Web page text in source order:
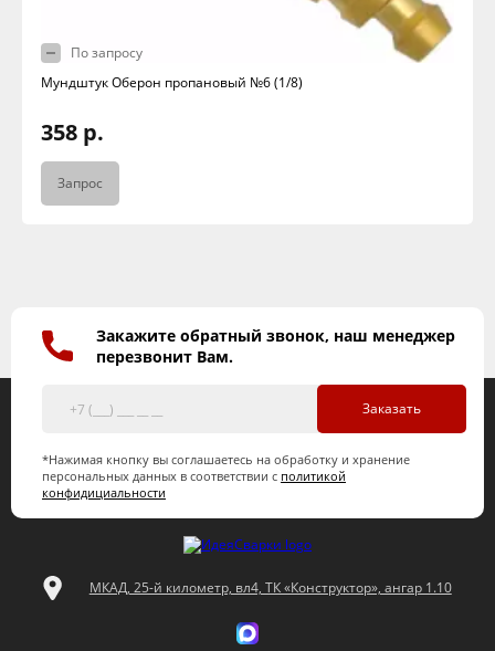
По запросу
Мундштук Оберон пропановый №6 (1/8)
358 р.
Запрос
Закажите обратный звонок, наш менеджер
перезвонит Вам.
Заказать
*Нажимая кнопку вы соглашаетесь на обработку и хранение
персональных данных в соответствии с политикой
конфидициальности
МКАД, 25-й километр, вл4, ТК «Конструктор», ангар 1.10